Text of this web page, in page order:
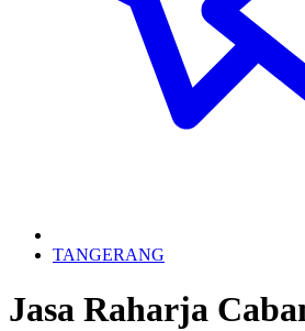
TANGERANG
Jasa Raharja